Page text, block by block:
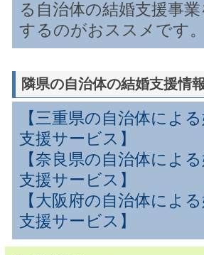
る自治体の結婚支援事
するのがおススメです。
隣県の自治体の結婚支援情
【三重県の自治体によ
支援サービス】
【奈良県の自治体によ
支援サービス】
【大阪府の自治体によ
支援サービス】